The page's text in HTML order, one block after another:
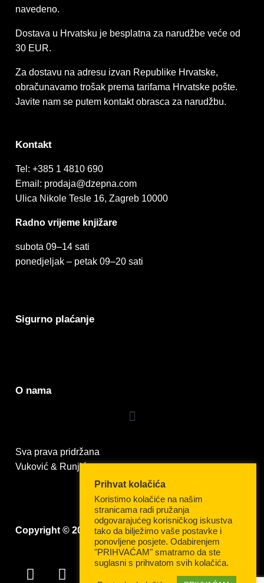
navedeno.
Dostava u Hrvatsku je besplatna za narudžbe veće od
30 EUR.
Za dostavu na adresu izvan Republike Hrvatske,
obračunavamo trošak prema tarifama Hrvatske pošte.
Javite nam se putem kontakt obrasca za narudžbu.
Kontakt
Tel: +385 1 4810 690
Email: prodaja@dzepna.com
Ulica Nikole Tesle 16, Zagreb 10000
Radno vrijeme knjižare
subota 09–14 sati
ponedjeljak – petak 09–20 sati
Sigurno plaćanje
O nama
Sva prava pridržana
Vuković & Runjić
Copyright © 2026 Vuković & Runjić
Prihvat kolačića
Koristimo kolačiće na našim
stranicama radi pružanja
odgovarajućeg korisničkog iskustva
tako da bilježimo vaše postavke i
ponovljene posjete. Odabirenjem
"PRIHVAĆAM" smatramo da ste
suglasni s prihvatom svih kolačića.